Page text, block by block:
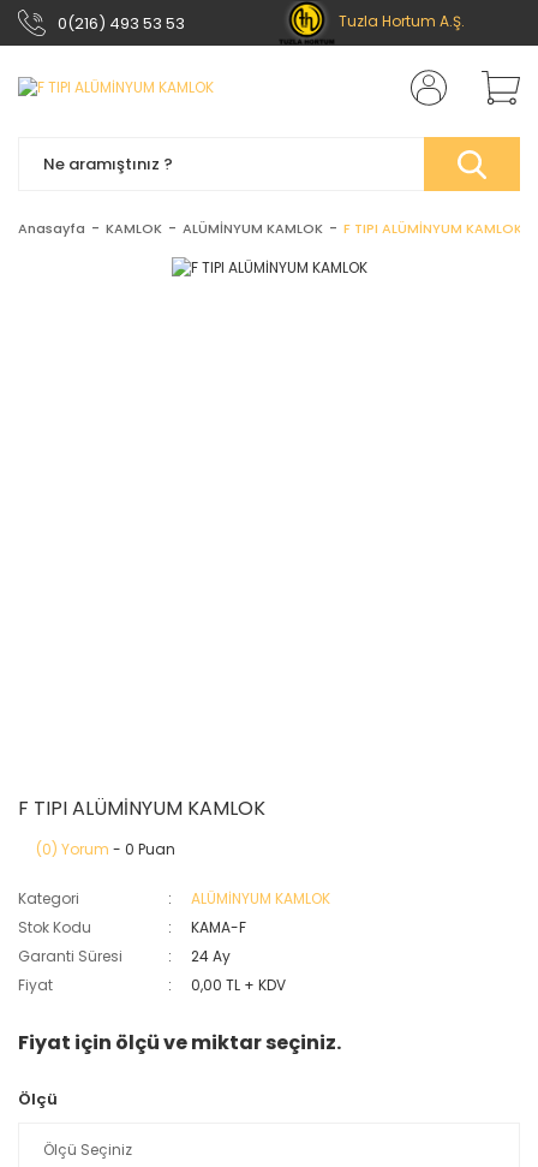
0(216) 493 53 53 Tuzla Hortum A.Ş.
Anasayfa KAMLOK ALÜMİNYUM KAMLOK F TIPI ALÜMİNYUM KAMLOK
F TIPI ALÜMİNYUM KAMLOK
(0) Yorum - 0 Puan
Kategori
ALÜMİNYUM KAMLOK
Stok Kodu
KAMA-F
Garanti Süresi
24 Ay
Fiyat
0,00 TL + KDV
Fiyat için ölçü ve miktar seçiniz.
Ölçü